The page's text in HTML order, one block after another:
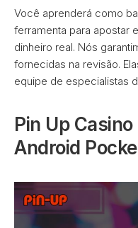
Você aprenderá como
ferramenta para apostar
dinheiro real. Nós
fornecidas na revisão.
equipe de especialistas
Pin Up
Android